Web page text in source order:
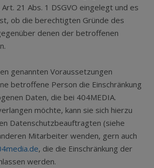
21 Abs. 1 DSGVO eingelegt und es
ob die berechtigten Gründe des
denen der betroffenen
genannten Voraussetzungen
betroffene Person die Einschränkung
Daten, die bei 404MEDIA.
möchte, kann sie sich hierzu
Datenschutzbeauftragten (siehe
Mitarbeiter wenden, gern auch
, die die Einschränkung der
werden.